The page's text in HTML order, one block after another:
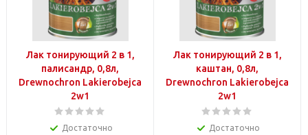
Лак тонирующий 2 в 1,
палисандр, 0,8л,
Drewnochron Lakierobejca
2w1
Достаточно
Лак тонирующий 2 в 1,
каштан, 0,8л,
Drewnochron Lakierobejca
2w1
Достаточно